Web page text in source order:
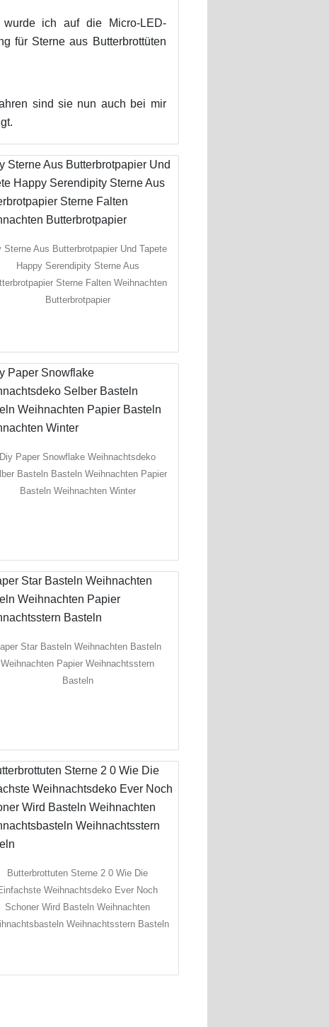
ich auf die Micro-LED-
für Sterne aus Butterbrottüten
sind sie nun auch bei mir
Sterne Aus Butterbrotpapier Und Tapete
Happy Serendipity Sterne Aus
Sterne Falten Weihnachten
Butterbrotpapier
Diy Paper Snowflake Weihnachtsdeko
Basteln Basteln Weihnachten Papier
Basteln Weihnachten Winter
Star Basteln Weihnachten Basteln
Weihnachten Papier Weihnachtsstern
Basteln
Butterbrottuten Sterne 2 0 Wie Die
Weihnachtsdeko Ever Noch
Schoner Wird Basteln Weihnachten
Weihnachtsstern Basteln